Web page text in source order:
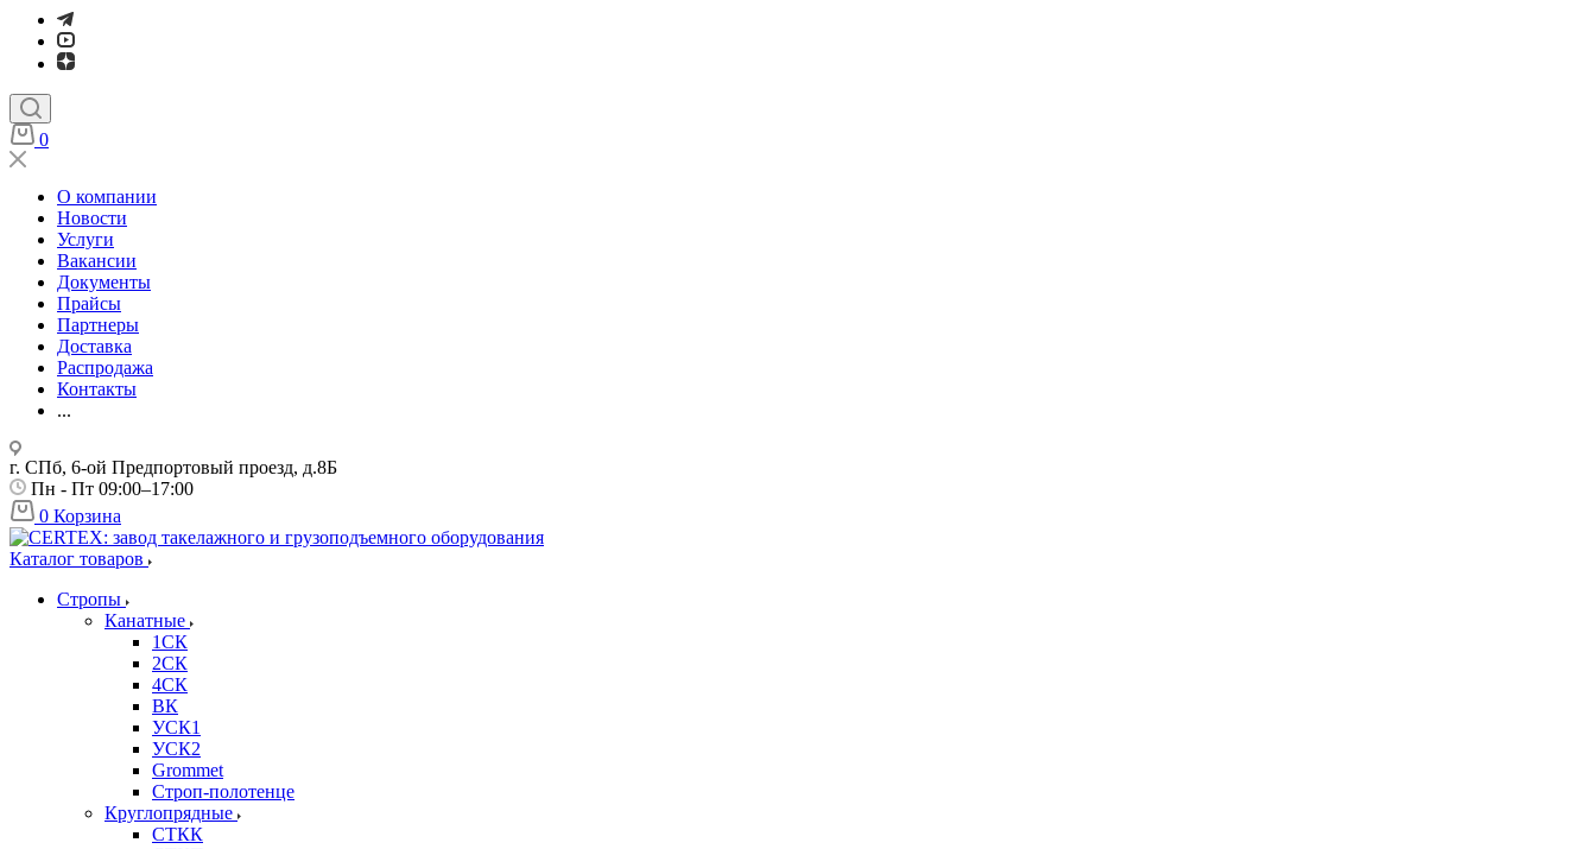
0
О компании
Новости
Услуги
Вакансии
Документы
Прайсы
Партнеры
Доставка
Распродажа
Контакты
...
г. СПб, 6-ой Предпортовый проезд, д.8Б
Пн - Пт 09:00–17:00
0 Корзина
Каталог товаров
Стропы
Канатные
1СК
2СК
4СК
ВК
УСК1
УСК2
Grommet
Строп-полотенце
Круглопрядные
СТКК